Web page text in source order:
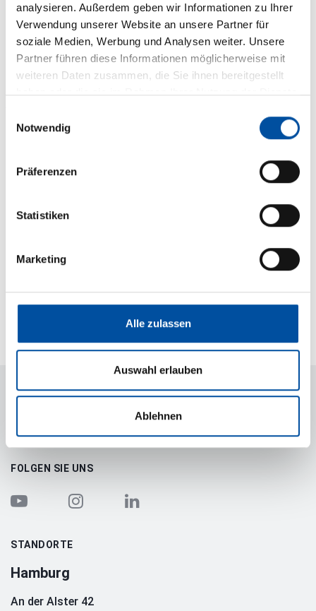
analysieren. Außerdem geben wir Informationen zu Ihrer
Verwendung unserer Website an unsere Partner für
soziale Medien, Werbung und Analysen weiter. Unsere
Partner führen diese Informationen möglicherweise mit
weiteren Daten zusammen, die Sie ihnen bereitgestellt
haben oder die sie im Rahmen Ihrer Nutzung der Dienste
Notwendig
Präferenzen
Statistiken
Marketing
Alle zulassen
Auswahl erlauben
Ablehnen
Episode 8
Marc Möhrle & Daniel Haas
FOLGEN SIE UNS
STANDORTE
Hamburg
An der Alster 42